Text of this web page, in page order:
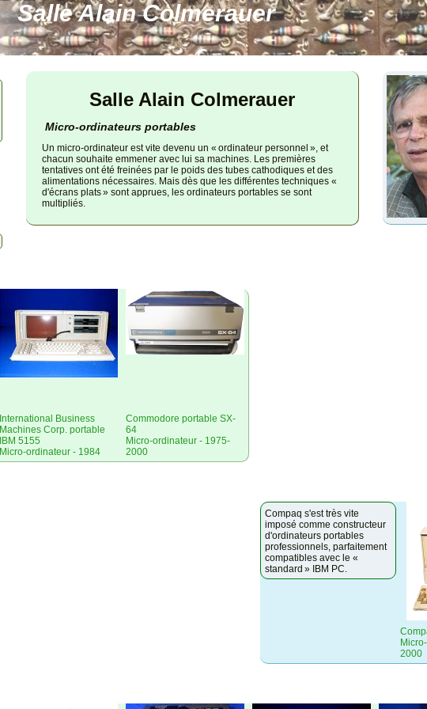
Salle Alain Colmerauer
Salle Alain Colmerauer
Micro-ordinateurs portables
Un micro-ordinateur est vite devenu un « ordinateur personnel », et
chacun souhaite emmener avec lui sa machines. Les premières
tentatives ont été freinées par le poids des tubes cathodiques et des
alimentations nécessaires. Mais dès que les différentes techniques «
d'écrans plats » sont apprues, les ordinateurs portables se sont
multipliés.
International Business
Machines Corp. portable
IBM 5155
Micro-ordinateur - 1984
Commodore portable SX-
64
Micro-ordinateur - 1975-
2000
Compaq s'est très vite
imposé comme constructeur
d'ordinateurs portables
professionnels, parfaitement
compatibles avec le «
standard » IBM PC.
2000